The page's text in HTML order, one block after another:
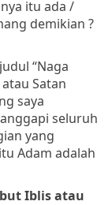
itu ada /
demikian ?
“Naga
Satan
saya
seluruh
yang
Adam adalah
Iblis atau